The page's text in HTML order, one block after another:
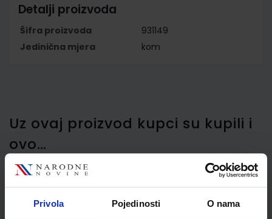
Privola Pojedinosti O nama
Detalji proizvoda
Šifra proizvoda
931149
Jedinična mjera
kom
Uz ovaj proizvod kupci su kupili i
ovo…
Fascikl prešpan s